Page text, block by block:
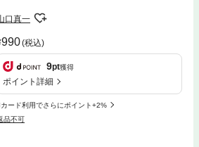
口真一
990(税込)
9pt獲得
ポイント詳細
ード利用でさらにポイント+2%
品不可